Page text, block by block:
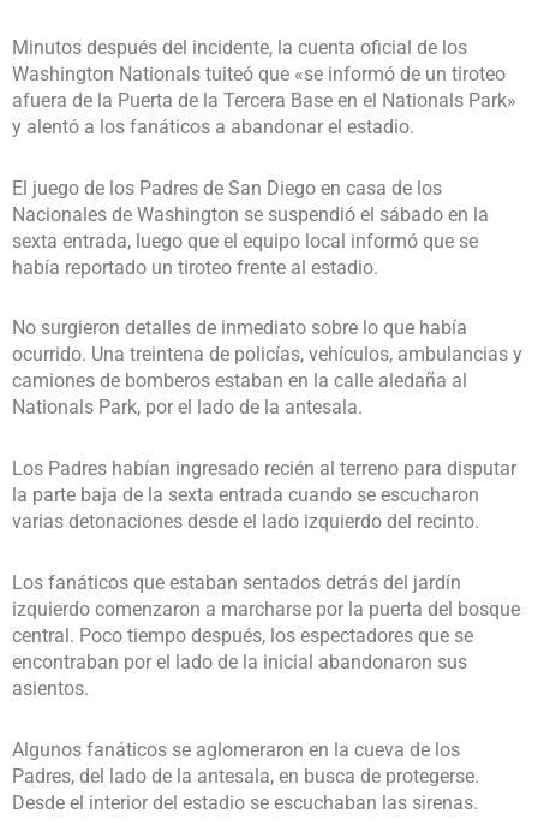
Minutos después del incidente, la cuenta oficial de los
Washington Nationals tuiteó que «se informó de un tiroteo
afuera de la Puerta de la Tercera Base en el Nationals Park»
y alentó a los fanáticos a abandonar el estadio.
El juego de los Padres de San Diego en casa de los
Nacionales de Washington se suspendió el sábado en la
sexta entrada, luego que el equipo local informó que se
había reportado un tiroteo frente al estadio.
No surgieron detalles de inmediato sobre lo que había
ocurrido. Una treintena de policías, vehículos, ambulancias y
camiones de bomberos estaban en la calle aledaña al
Nationals Park, por el lado de la antesala.
Los Padres habían ingresado recién al terreno para disputar
la parte baja de la sexta entrada cuando se escucharon
varias detonaciones desde el lado izquierdo del recinto.
Los fanáticos que estaban sentados detrás del jardín
izquierdo comenzaron a marcharse por la puerta del bosque
central. Poco tiempo después, los espectadores que se
encontraban por el lado de la inicial abandonaron sus
asientos.
Algunos fanáticos se aglomeraron en la cueva de los
Padres, del lado de la antesala, en busca de protegerse.
Desde el interior del estadio se escuchaban las sirenas.